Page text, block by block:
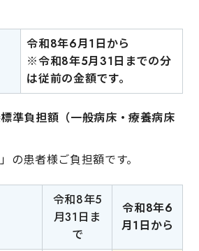
令和8年6月1日から
※令和8年5月31日までの分
は従前の金額です。
準負担額（一般病床・療養病床
の患者様ご負担額です。
令和8年5
月31日ま
で
令和8年6
月1日から